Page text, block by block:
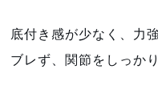
底付き感が少なく、力
ブレず、関節をしっか